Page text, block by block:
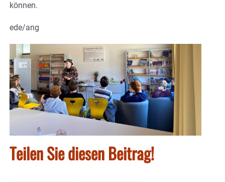
können.
ede/ang
Teilen Sie diesen Beitrag!